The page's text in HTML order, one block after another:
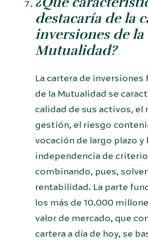
destacaría de la
inversiones de la
Mutualidad?
La cartera de inversiones
de la Mutualidad se
calidad de sus activos, el
gestión, el riesgo
vocación de largo plazo y
independencia de
combinando, pues,
rentabilidad. La parte
los más de 10.000
valor de mercado, que
cartera a día de hoy, se